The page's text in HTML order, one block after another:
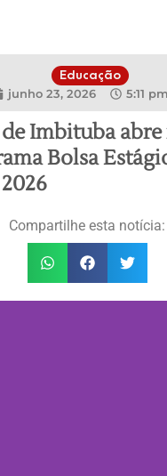
Educação
junho 23, 2026 5:11 pm
Imbituba
Bolsa
Compartilhe esta notícia: